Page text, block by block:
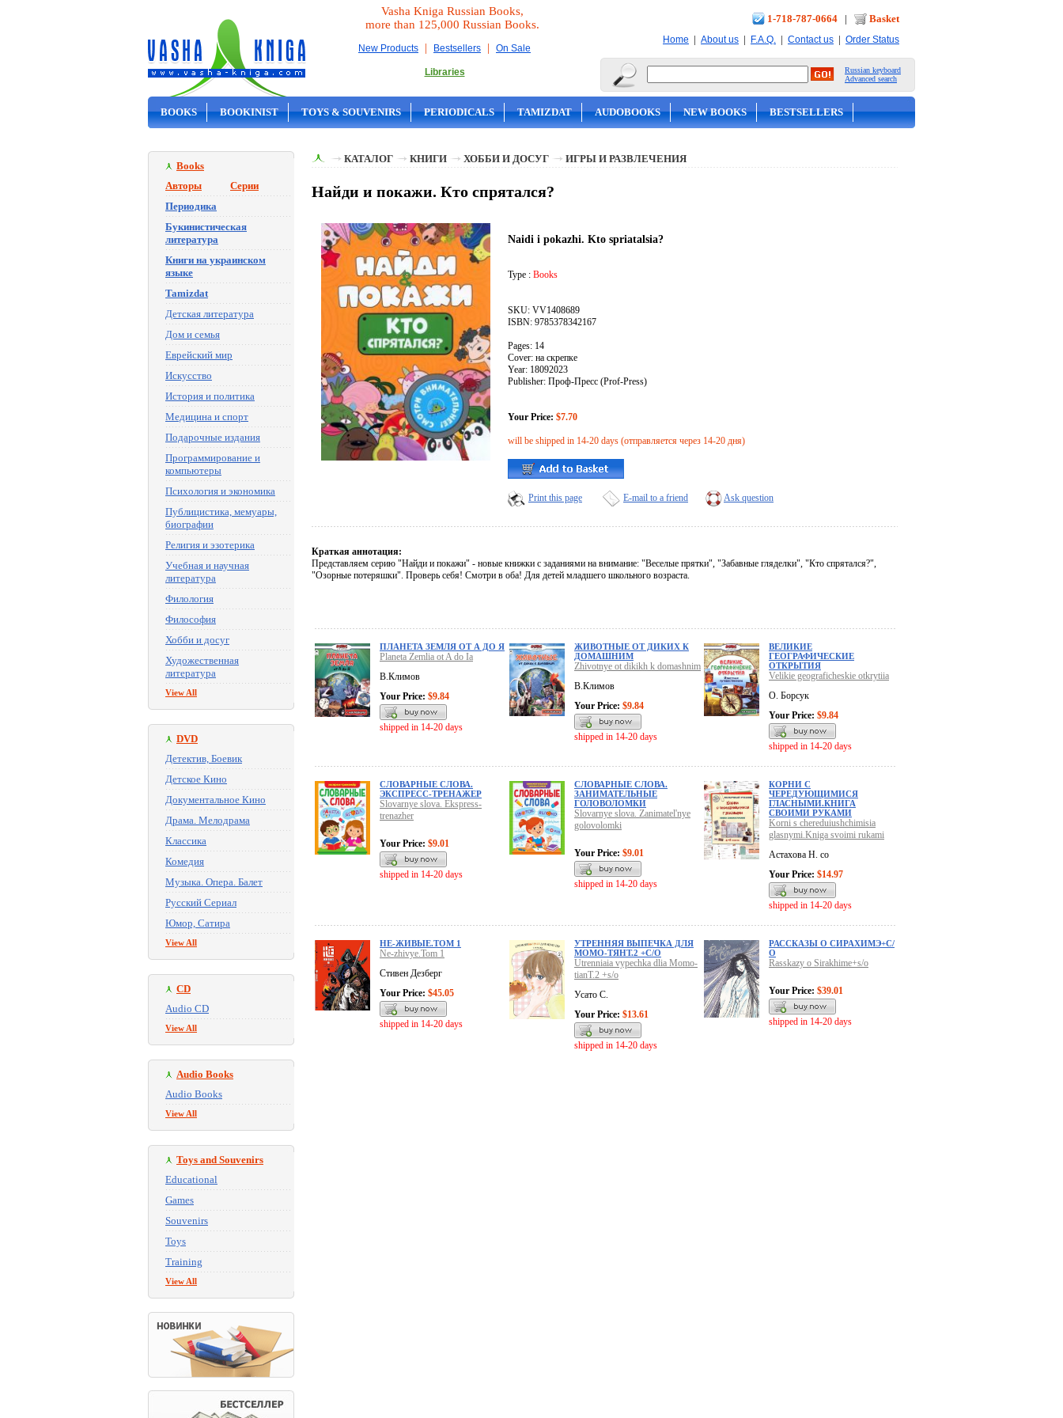
Vasha Kniga Russian Books,
more than 125,000 Russian Books.
New Products | Bestsellers | On Sale
Libraries
1-718-787-0664 | Basket
Home | About us | F.A.Q. | Contact us | Order Status
Russian keyboard
Advanced search
BOOKS BOOKINIST TOYS & SOUVENIRS PERIODICALS TAMIZDAT AUDOBOOKS NEW BOOKS BESTSELLERS
Books
Авторы
Серии
Периодика
Букинистическая
литература
Книги на украинском
языке
Tamizdat
Детская литература
Дом и семья
Еврейский мир
Искусство
История и политика
Медицина и спорт
Подарочные издания
Программирование и
компьютеры
Психология и экономика
Публицистика, мемуары,
биографии
Религия и эзотерика
Учебная и научная
литература
Филология
Философия
Хобби и досуг
Художественная
литература
View All
DVD
Детектив, Боевик
Детское Кино
Документальное Кино
Драма. Мелодрама
Классика
Комедия
Музыка. Опера. Балет
Русский Сериал
Юмор, Сатира
View All
CD
Audio CD
View All
Audio Books
Audio Books
View All
Toys and Souvenirs
Educational
Games
Souvenirs
Toys
Training
View All
КАТАЛОГ КНИГИ ХОББИ И ДОСУГ ИГРЫ И РАЗВЛЕЧЕНИЯ
Найди и покажи. Кто спрятался?
Naidi i pokazhi. Kto spriatalsia?
Type : Books
SKU: VV1408689
ISBN: 9785378342167
Pages: 14
Cover: на скрепке
Year: 18092023
Publisher: Проф-Пресс (Prof-Press)
Your Price: $7.70
will be shipped in 14-20 days (отправляется через 14-20 дня)
Print this page E-mail to a friend Ask question
Краткая аннотация:
Представляем серию "Найди и покажи" - новые книжки с заданиями на внимание: "Веселые прятки", "Забавные гляделки", "Кто спрятался?",
"Озорные потеряшки". Проверь себя! Смотри в оба! Для детей младшего школьного возраста.
ПЛАНЕТА ЗЕМЛЯ ОТ А ДО Я
Planeta Zemlia ot A do Ia
В.Климов
Your Price: $9.84
shipped in 14-20 days
ЖИВОТНЫЕ ОТ ДИКИХ К
ДОМАШНИМ
Zhivotnye ot dikikh k domashnim
В.Климов
Your Price: $9.84
shipped in 14-20 days
ВЕЛИКИЕ
ГЕОГРАФИЧЕСКИЕ
ОТКРЫТИЯ
Velikie geograficheskie otkrytiia
О. Борсук
Your Price: $9.84
shipped in 14-20 days
СЛОВАРНЫЕ СЛОВА.
ЭКСПРЕСС-ТРЕНАЖЕР
Slovarnye slova. Ekspress-
trenazher
Your Price: $9.01
shipped in 14-20 days
СЛОВАРНЫЕ СЛОВА.
ЗАНИМАТЕЛЬНЫЕ
ГОЛОВОЛОМКИ
Slovarnye slova. Zanimatel'nye
golovolomki
Your Price: $9.01
shipped in 14-20 days
КОРНИ С
ЧЕРЕДУЮЩИМИСЯ
ГЛАСНЫМИ.КНИГА
СВОИМИ РУКАМИ
Korni s chereduiushchimisia
glasnymi.Kniga svoimi rukami
Астахова Н. со
Your Price: $14.97
shipped in 14-20 days
НЕ-ЖИВЫЕ.ТОМ 1
Ne-zhivye.Tom 1
Стивен Дезберг
Your Price: $45.05
shipped in 14-20 days
УТРЕННЯЯ ВЫПЕЧКА ДЛЯ
МОМО-ТЯНТ.2 +С/О
Utrenniaia vypechka dlia Momo-
tianT.2 +s/o
Усато С.
Your Price: $13.61
shipped in 14-20 days
РАССКАЗЫ О СИРАХИМЭ+С/
О
Rasskazy o Sirakhime+s/o
Your Price: $39.01
shipped in 14-20 days